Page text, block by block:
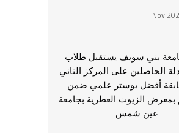
بني سويف يستقبل طلاب
الحاصلين على المركز الثاني
أفضل بوستر علمي ضمن
بمعرض الزيوت العطرية بجامعة
عين شمس